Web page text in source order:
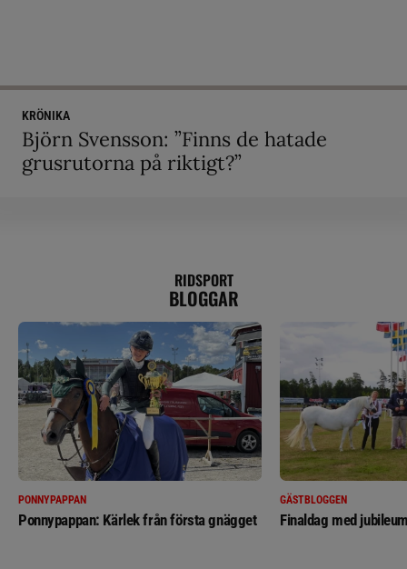
KRÖNIKA
Björn Svensson: ”Finns de hatade
grusrutorna på riktigt?”
RIDSPORT
BLOGGAR
PONNYPAPPAN
Ponnypappan: Kärlek från första gnägget
GÄSTBLOGGEN
Finaldag med